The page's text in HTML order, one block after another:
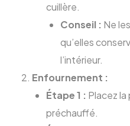
cuillère.
Conseil : Ne
qu’elles
l’intérieur.
Enfournement :
Étape 1 : Placez la
préchauffé.